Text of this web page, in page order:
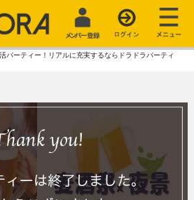
パーティー！リアルに充実するならドラドラパーティ